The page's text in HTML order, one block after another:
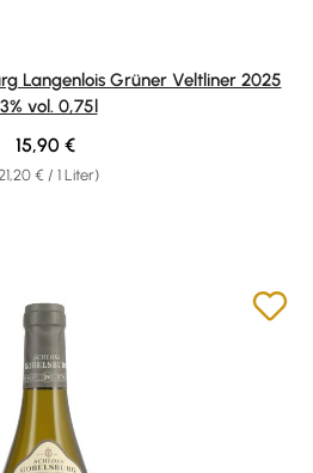
Langenlois Grüner Veltliner 2025
vol. 0,75l
€ / 1 Liter)
Regulärer Preis:
15,90 €